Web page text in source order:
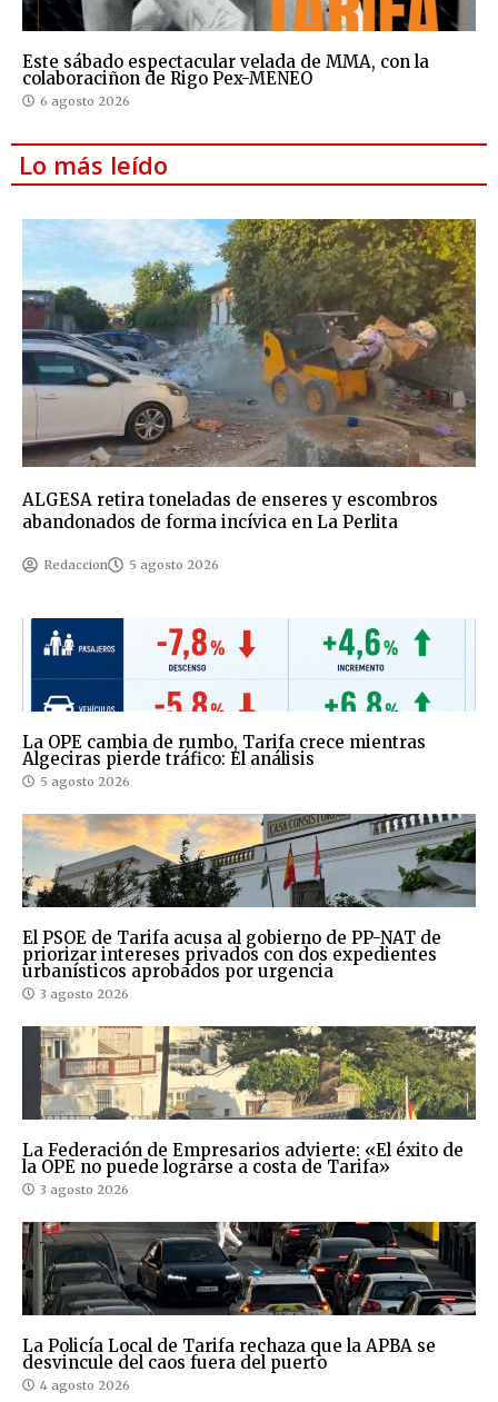
Este sábado espectacular velada de MMA, con la
colaboraciñon de Rigo Pex-MENEO
6 agosto 2026
Lo más leído
ALGESA retira toneladas de enseres y escombros
abandonados de forma incívica en La Perlita
Redaccion 5 agosto 2026
La OPE cambia de rumbo, Tarifa crece mientras
Algeciras pierde tráfico: El análisis
5 agosto 2026
El PSOE de Tarifa acusa al gobierno de PP-NAT de
priorizar intereses privados con dos expedientes
urbanísticos aprobados por urgencia
3 agosto 2026
La Federación de Empresarios advierte: «El éxito de
la OPE no puede lograrse a costa de Tarifa»
3 agosto 2026
La Policía Local de Tarifa rechaza que la APBA se
desvincule del caos fuera del puerto
4 agosto 2026